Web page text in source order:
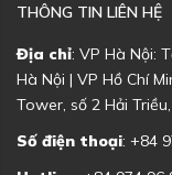
THÔNG TIN LIÊN HỆ
Địa chỉ: VP Hà Nội:
Hà Nội | VP Hồ Chí
Tower, số 2 Hải
Số điện thoại: +84